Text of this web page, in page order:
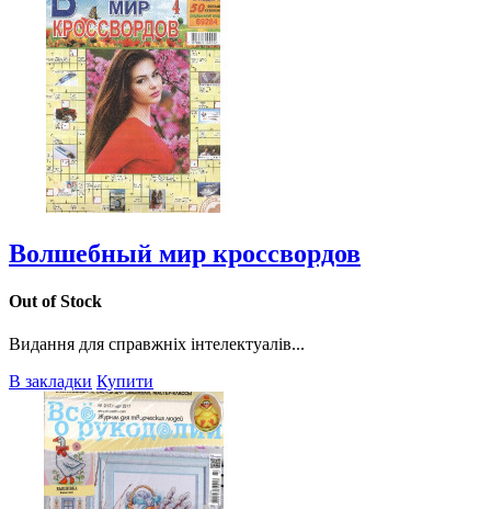
Волшебный мир кроссвордов
Out of Stock
Видання для справжніх інтелектуалів...
В закладки Купити